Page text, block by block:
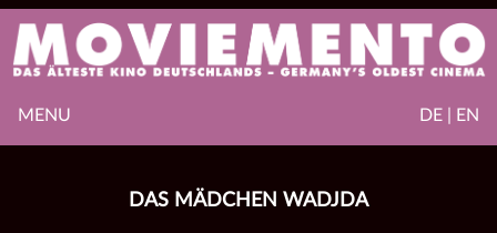
DE | EN
MENU
DAS MÄDCHEN WADJDA